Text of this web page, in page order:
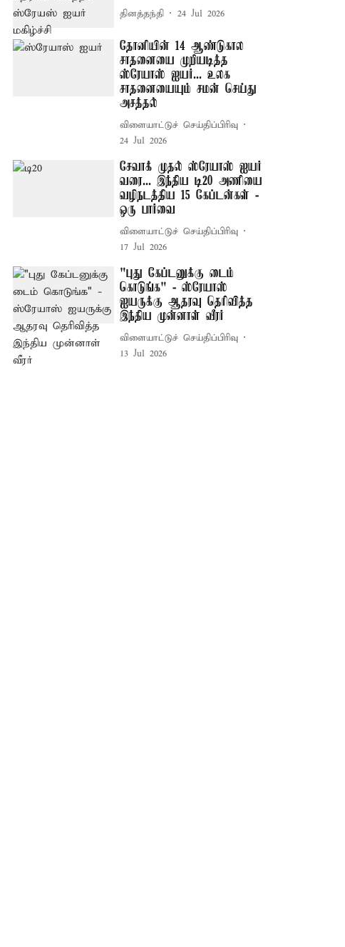
தினத்தந்தி 24 Jul 2026
தோனியின் 14 ஆண்டுகால
சாதனையை முறியடித்த
ஸ்ரேயாஸ் ஐயர்... உலக
சாதனையையும் சமன் செய்து
அசத்தல்
விளையாட்டுச் செய்திப்பிரிவு
24 Jul 2026
சேவாக் முதல் ஸ்ரேயாஸ் ஐயர்
வரை... இந்திய டி20 அணியை
வழிநடத்திய 15 கேப்டன்கள் -
ஒரு பார்வை
விளையாட்டுச் செய்திப்பிரிவு
17 Jul 2026
"புது கேப்டனுக்கு டைம்
கொடுங்க" - ஸ்ரேயாஸ்
ஐயருக்கு ஆதரவு தெரிவித்த
இந்திய முன்னாள் வீரர்
விளையாட்டுச் செய்திப்பிரிவு
13 Jul 2026